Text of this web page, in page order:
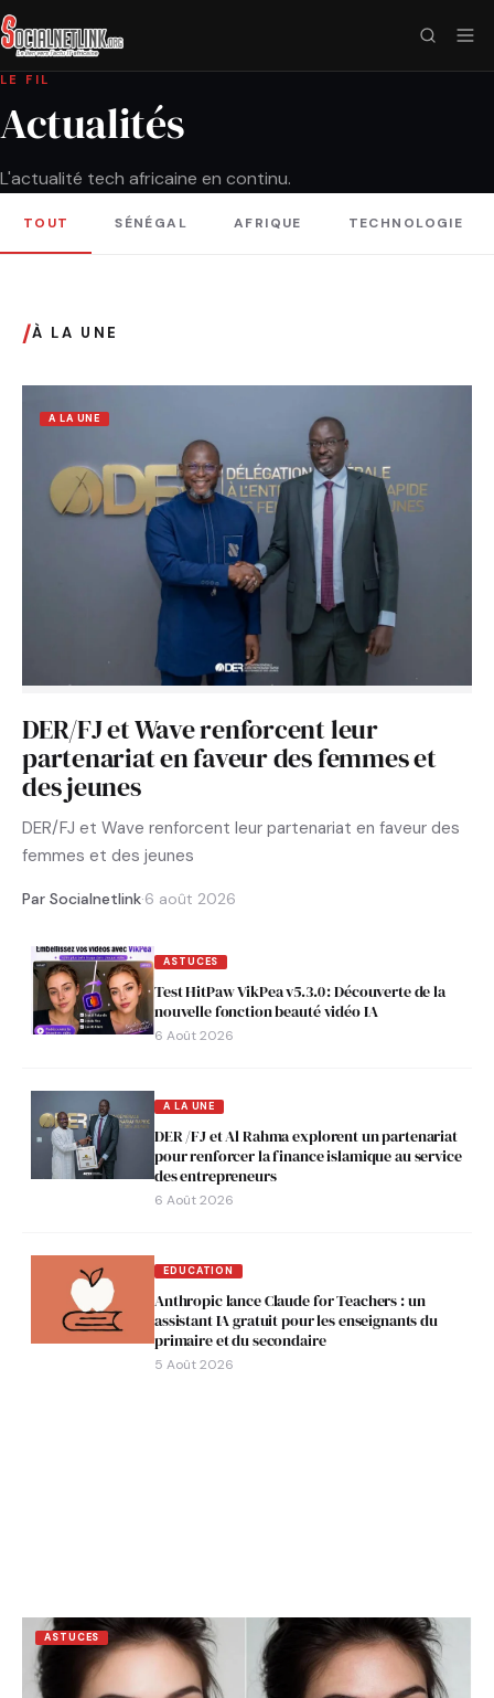
LE FIL
Actualités
L'actualité tech africaine en continu.
TOUT SÉNÉGAL AFRIQUE TECHNOLOGIE
/À LA UNE
A LA UNE
DER/FJ et Wave renforcent leur
partenariat en faveur des femmes et
des jeunes
DER/FJ et Wave renforcent leur partenariat en faveur des
femmes et des jeunes
Par Socialnetlink·6 août 2026
ASTUCES
Test HitPaw VikPea v5.3.0 : Découverte de la
nouvelle fonction beauté vidéo IA
6 Août 2026
A LA UNE
DER /FJ et Al Rahma explorent un partenariat
pour renforcer la finance islamique au service
des entrepreneurs
6 Août 2026
EDUCATION
Anthropic lance Claude for Teachers : un
assistant IA gratuit pour les enseignants du
primaire et du secondaire
5 Août 2026
ASTUCES